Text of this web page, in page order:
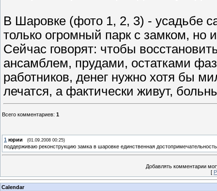
В Шаровке (фото 1, 2, 3) - усадьбе
только огромный парк с замком, но
Сейчас говорят: чтобы
ансамблем, прудами, остатками
работников, денег нужно хотя бы
лечатся, а фактически живут,
Всего комментариев: 1
1 юрии (01.09.2008 00:25)
поддерживаю реконструкцию замка в шаровке единственная
Добавлять комментарии
[
Calendar